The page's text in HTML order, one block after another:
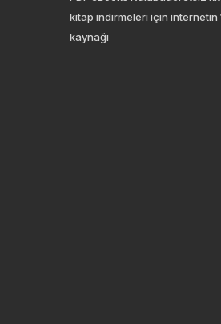
kitap indirmeleri için internetin
kaynağı